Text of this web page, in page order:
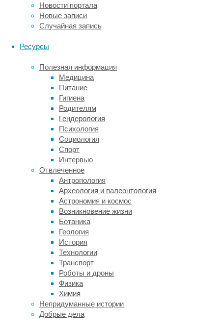
Новости портала
Новые записи
Случайная запись
Ресурсы
Полезная информация
Медицина
Питание
Гигиена
Родителям
Гендерология
Психология
Социология
Спорт
Интервью
Отвлеченное
Антропология
Археология и палеонтология
Астрономия и космос
Возникновение жизни
Ботаника
Геология
История
Технологии
Транспорт
Роботы и дроны
Физика
Химия
Непридуманные истории
Добрые дела
интеллект
в
школьном
и
способности
дальнейшей
жизни.
Читать
дальше
"Связь
фторирования
воды
со
снижением
интеллекта
опровергли
крупном
исследовании"
Психология
Люди
высоким
уровнем
интеллекта
оказались
менее
нравственными
08/07/2025,
13:04
08/07/2025
интеллект,
психология
характер